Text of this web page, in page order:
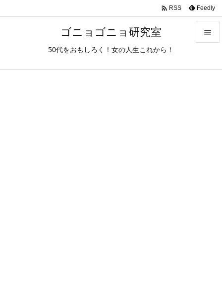
ゴニョゴニョ研究室
50代をおもしろく！女の人生これから！

 RSS Feedly